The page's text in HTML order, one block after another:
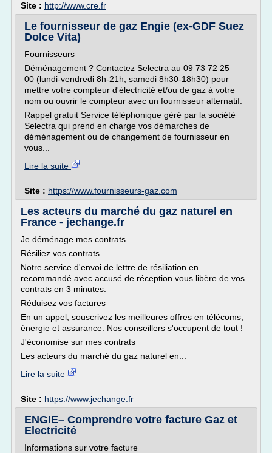
Site : http://www.cre.fr
Le fournisseur de gaz Engie (ex-GDF Suez
Dolce Vita)
Fournisseurs
Déménagement ? Contactez Selectra au 09 73 72 25
00 (lundi-vendredi 8h-21h, samedi 8h30-18h30) pour
mettre votre compteur d'électricité et/ou de gaz à votre
nom ou ouvrir le compteur avec un fournisseur alternatif.
Rappel gratuit Service téléphonique géré par la société
Selectra qui prend en charge vos démarches de
déménagement ou de changement de fournisseur en
vous...
Lire la suite
Site : https://www.fournisseurs-gaz.com
Les acteurs du marché du gaz naturel en
France - jechange.fr
Je déménage mes contrats
Résiliez vos contrats
Notre service d'envoi de lettre de résiliation en
recommandé avec accusé de réception vous libère de vos
contrats en 3 minutes.
Réduisez vos factures
En un appel, souscrivez les meilleures offres en télécoms,
énergie et assurance. Nos conseillers s'occupent de tout !
J'économise sur mes contrats
Les acteurs du marché du gaz naturel en...
Lire la suite
Site : https://www.jechange.fr
ENGIE– Comprendre votre facture Gaz et
Electricité
Informations sur votre facture